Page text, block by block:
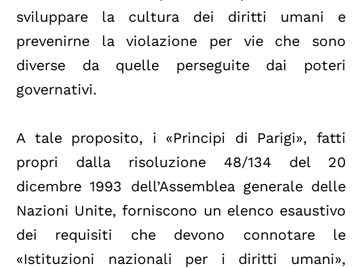
sviluppare la cultura dei diritti umani e
prevenirne la violazione per vie che sono
diverse da quelle perseguite dai poteri
governativi.
A tale proposito, i «Principi di Parigi», fatti
propri dalla risoluzione 48/134 del 20
dicembre 1993 dell’Assemblea generale delle
Nazioni Unite, forniscono un elenco esaustivo
dei requisiti che devono connotare le
«Istituzioni nazionali per i diritti umani»,